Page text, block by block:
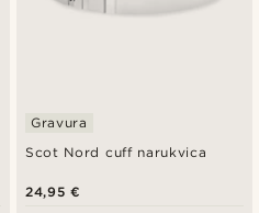
Scot Nord cuff narukvica
Gravura
24,95 €